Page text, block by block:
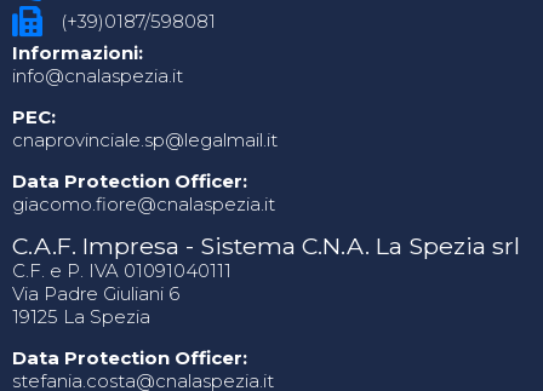
(+39)0187/598081
Informazioni:
info@cnalaspezia.it
PEC:
cnaprovinciale.sp@legalmail.it
Data Protection Officer:
giacomo.fiore@cnalaspezia.it
C.A.F. Impresa - Sistema C.N.A. La Spezia srl
C.F. e P. IVA 01091040111
Via Padre Giuliani 6
19125 La Spezia
Data Protection Officer:
stefania.costa@cnalaspezia.it